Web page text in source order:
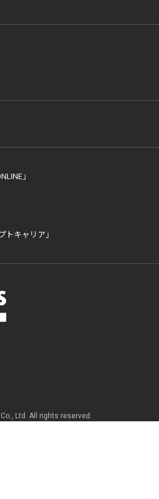
」
キャリア」
Ltd. All rights reserved.